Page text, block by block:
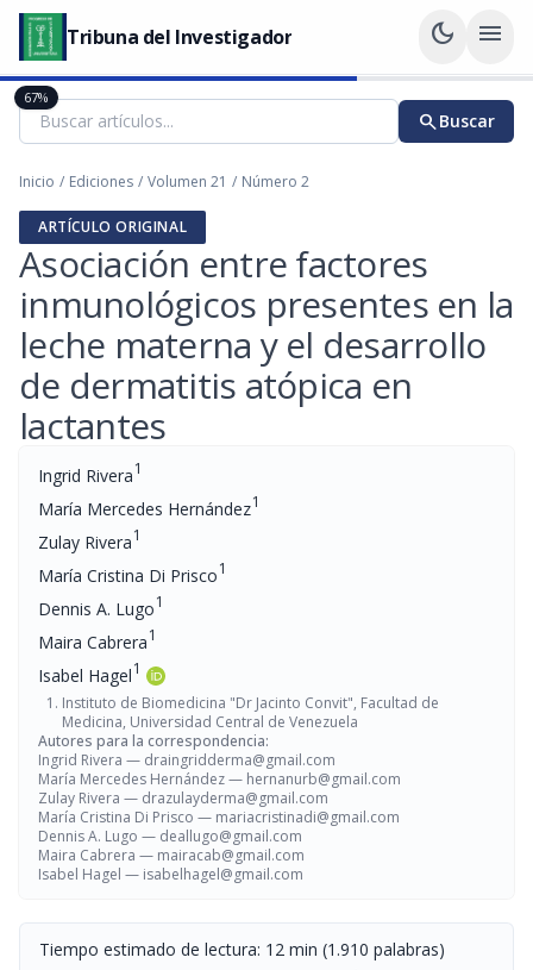
Tribuna del Investigador dark_mode menu
searchBuscar
Inicio / Ediciones / Volumen 21 / Número 2
ARTÍCULO ORIGINAL
Asociación entre factores
inmunológicos presentes en la
leche materna y el desarrollo
de dermatitis atópica en
lactantes
Ingrid Rivera1
María Mercedes Hernández1
Zulay Rivera1
María Cristina Di Prisco1
Dennis A. Lugo1
Maira Cabrera1
Isabel Hagel1
Instituto de Biomedicina "Dr Jacinto Convit", Facultad de
Medicina, Universidad Central de Venezuela
Autores para la correspondencia:
Ingrid Rivera — draingridderma@gmail.com
María Mercedes Hernández — hernanurb@gmail.com
Zulay Rivera — drazulayderma@gmail.com
María Cristina Di Prisco — mariacristinadi@gmail.com
Dennis A. Lugo — deallugo@gmail.com
Maira Cabrera — mairacab@gmail.com
Isabel Hagel — isabelhagel@gmail.com
Tiempo estimado de lectura: 12 min (1.910 palabras)
67%